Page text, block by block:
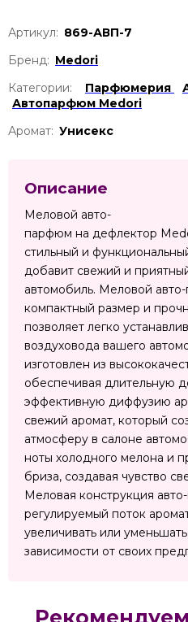
Артикул: 869-АВП-7
Бренд: Medori
Категории:
Парфюмерия
Автопарфюм Medori
Аромат: Унисекс
Описание
Меловой авто-
парфюм на дефлектор
стильный и
добавит свежий и
автомобиль. Меловой
компактный размер и
позволяет легко
воздуховода вашего
изготовлен из
обеспечивая длительную
эффективную диффузию
свежий аромат, который
атмосферу в салоне
ноты холодного мелона и
бриза, создавая чувство
Меловая конструкция
регулируемый поток
увеличивать или
зависимости от своих